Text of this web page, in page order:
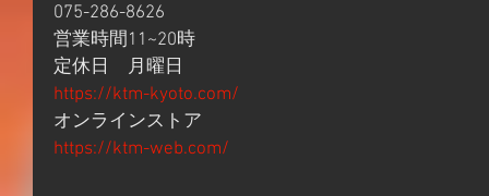
075-286-8626
営業時間11~20時
定休日　月曜日
https://ktm-kyoto.com/
オンラインストア
https://ktm-web.com/